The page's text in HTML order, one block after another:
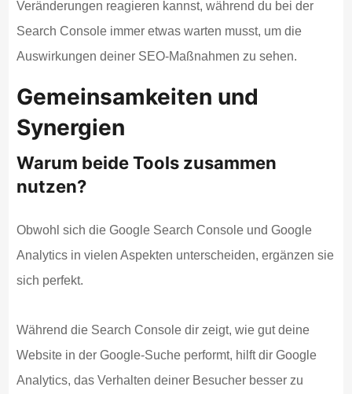
Veränderungen reagieren kannst, während du bei der
Search Console immer etwas warten musst, um die
Auswirkungen deiner SEO-Maßnahmen zu sehen.
Gemeinsamkeiten und
Synergien
Warum beide Tools zusammen
nutzen?
Obwohl sich die Google Search Console und Google
Analytics in vielen Aspekten unterscheiden, ergänzen sie
sich perfekt.
Während die Search Console dir zeigt, wie gut deine
Website in der Google-Suche performt, hilft dir Google
Analytics, das Verhalten deiner Besucher besser zu